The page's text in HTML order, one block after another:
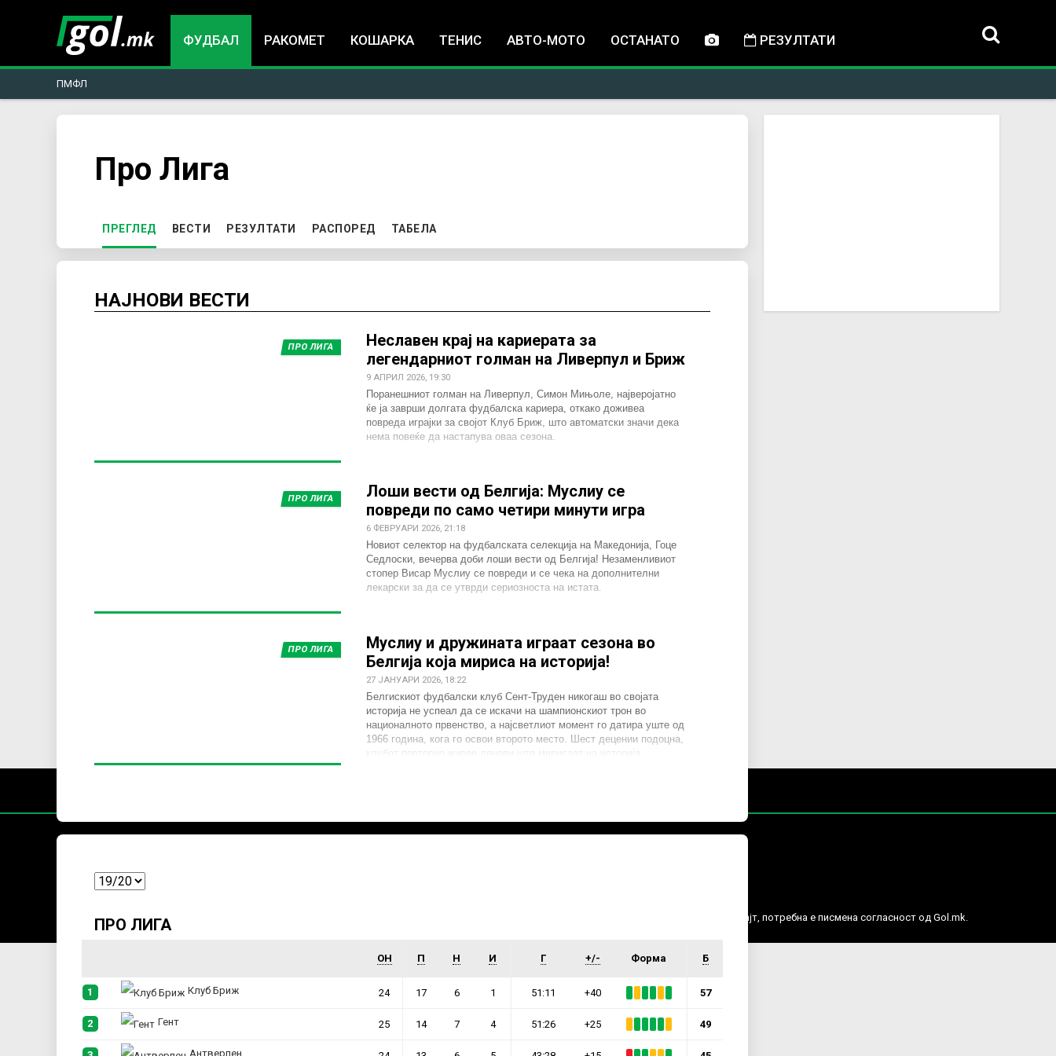
ФУДБАЛ РАКОМЕТ КОШАРКА ТЕНИС АВТО-МОТО ОСТАНАТО РЕЗУЛТАТИ
ПМФЛ
Про Лига
P
i
y
s
ПРЕГЛЕД (ACTIVE TAB)
ВЕСТИ РЕЗУЛТАТИ РАСПОРЕД ТАБЕЛА
НАЈНОВИ ВЕСТИ
ПРО ЛИГА
Неславен крај на кариерата за
легендарниот голман на Ливерпул и Бриж
9 АПРИЛ 2026, 19:30
Поранешниот голман на Ливерпул, Симон Мињоле, најверојатно
ќе ја заврши долгата фудбалска кариера, откако доживеа
повреда играјки за својот Клуб Бриж, што автоматски значи дека
нема повеќе да настапува оваа сезона.
ПРО ЛИГА
Лоши вести од Белгија: Муслиу се
повреди по само четири минути игра
6 ФЕВРУАРИ 2026, 21:18
Новиот селектор на фудбалската селекција на Македонија, Гоце
Седлоски, вечерва доби лоши вести од Белгија! Незаменливиот
стопер Висар Муслиу се повреди и се чека на дополнителни
лекарски за да се утврди сериозноста на истата.
ПРО ЛИГА
Муслиу и дружината играат сезона во
Белгија која мириса на историја!
27 ЈАНУАРИ 2026, 18:22
Белгискиот фудбалски клуб Сент-Труден никогаш во својата
историја не успеал да се искачи на шампионскиот трон во
националното првенство, а најсветлиот момент го датира уште од
1966 година, кога го освои второто место. Шест децении подоцна,
клубот повторно живее денови што мирисаат на историја.
ПРО ЛИГА
ОН П Н И Г +/- Форма Б
1 Клуб Бриж 24 17 6 1 51:11 +40 57
2 Гент 25 14 7 4 51:26 +25 49
Антверпен
За секоја форма на распространување, репродукција или комерцијална употреба на текстови, фотографии или податоци од овој веб сајт, потребна е писмена согласност од Gol.mk.